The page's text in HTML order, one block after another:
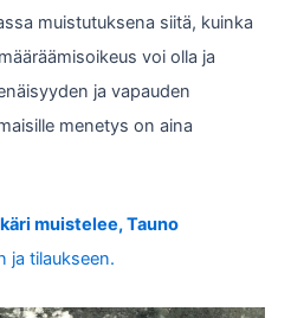
muistutuksena siitä, kuinka
voi olla ja
ja vapauden
menetys on aina
muistelee, Tauno
ja tilaukseen.